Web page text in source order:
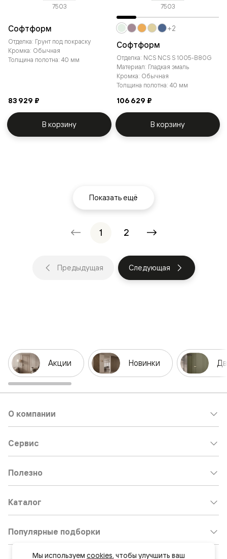
7503
Софтформ
Отделка: Грунт под покраску
Кромка: Обычная
Толщина полотна: 40 мм
83 929 ₽
В корзину
7503
Софтформ
Отделка: NCS NCS S 1005-B80G
Материал: Гладкая эмаль
Кромка: Обычная
Толщина полотна: 40 мм
106 629 ₽
+2
В корзину
Показать ещё
1 2
Предыдущая Следующая
Акции Новинки
О компании
Сервис
Полезно
Каталог
Популярные подборки
Мы используем cookies, чтобы улучшить ваш